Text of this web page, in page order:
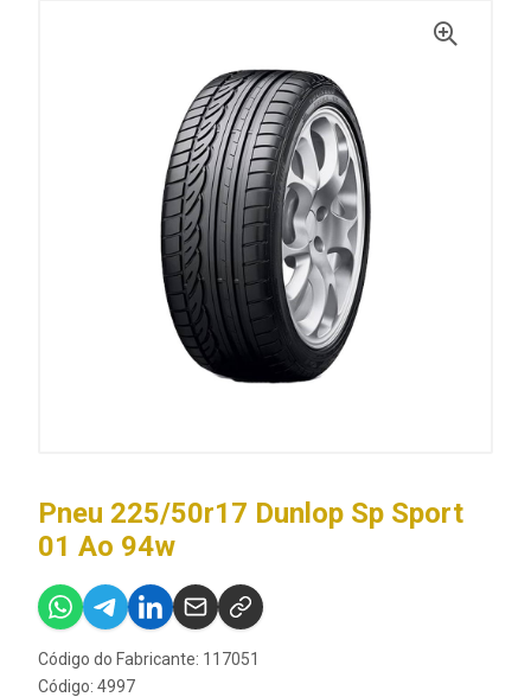
Pneu 225/50r17 Dunlop Sp Sport
01 Ao 94w
Código do Fabricante: 117051
Código: 4997